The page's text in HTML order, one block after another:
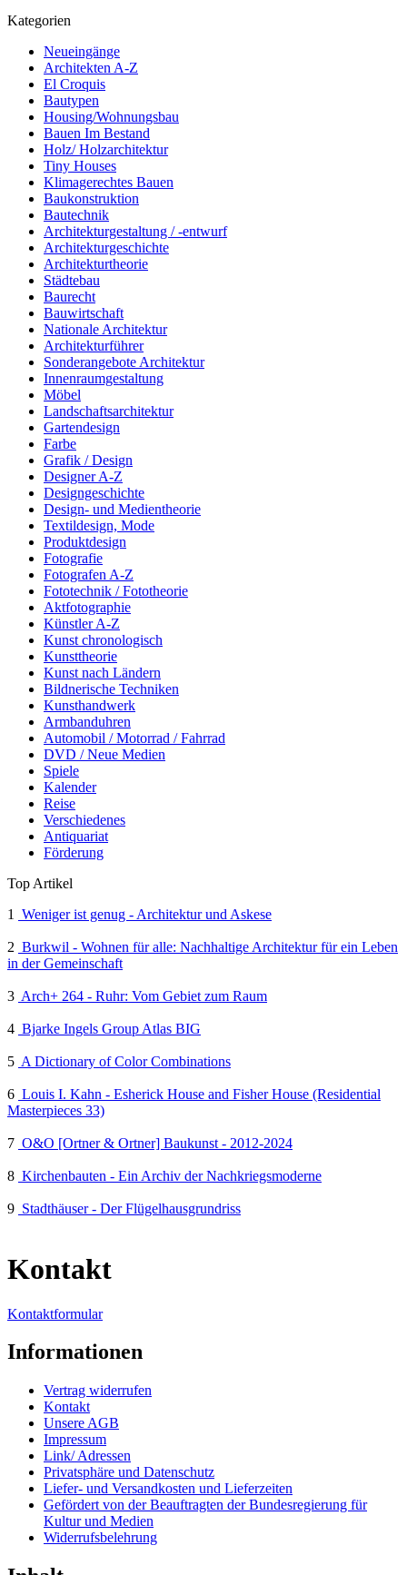
Kategorien
Neueingänge
Architekten A-Z
El Croquis
Bautypen
Housing/Wohnungsbau
Bauen Im Bestand
Holz/ Holzarchitektur
Tiny Houses
Klimagerechtes Bauen
Baukonstruktion
Bautechnik
Architekturgestaltung / -entwurf
Architekturgeschichte
Architekturtheorie
Städtebau
Baurecht
Bauwirtschaft
Nationale Architektur
Architekturführer
Sonderangebote Architektur
Innenraumgestaltung
Möbel
Landschaftsarchitektur
Gartendesign
Farbe
Grafik / Design
Designer A-Z
Designgeschichte
Design- und Medientheorie
Textildesign, Mode
Produktdesign
Fotografie
Fotografen A-Z
Fototechnik / Fototheorie
Aktfotographie
Künstler A-Z
Kunst chronologisch
Kunsttheorie
Kunst nach Ländern
Bildnerische Techniken
Kunsthandwerk
Armbanduhren
Automobil / Motorrad / Fahrrad
DVD / Neue Medien
Spiele
Kalender
Reise
Verschiedenes
Antiquariat
Förderung
Top Artikel
1
Weniger ist genug - Architektur und Askese
2 Burkwil - Wohnen für alle: Nachhaltige Architektur für ein Leben
in der Gemeinschaft
3 Arch+ 264 - Ruhr: Vom Gebiet zum Raum
4 Bjarke Ingels Group Atlas BIG
5 A Dictionary of Color Combinations
6 Louis I. Kahn - Esherick House and Fisher House (Residential
Masterpieces 33)
7 O&O [Ortner & Ortner] Baukunst - 2012-2024
8 Kirchenbauten - Ein Archiv der Nachkriegsmoderne
9 Stadthäuser - Der Flügelhausgrundriss
Kontakt
Kontaktformular
Informationen
Vertrag widerrufen
Kontakt
Unsere AGB
Impressum
Link/ Adressen
Privatsphäre und Datenschutz
Liefer- und Versandkosten und Lieferzeiten
Gefördert von der Beauftragten der Bundesregierung für
Kultur und Medien
Widerrufsbelehrung